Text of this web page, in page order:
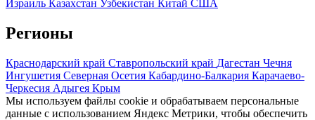
Израиль Казахстан Узбекистан Китай США
Регионы
Краснодарский край Ставропольский край Дагестан Чечня
Ингушетия Северная Осетия Кабардино-Балкария Карачаево-
Черкесия Адыгея Крым
Мы используем файлы cookie и обрабатываем персональные
данные с использованием Яндекс Метрики, чтобы обеспечить